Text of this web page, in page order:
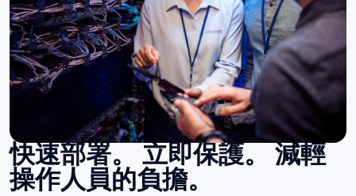
快速部署。 立即保護。
減輕
操作人員的負擔。